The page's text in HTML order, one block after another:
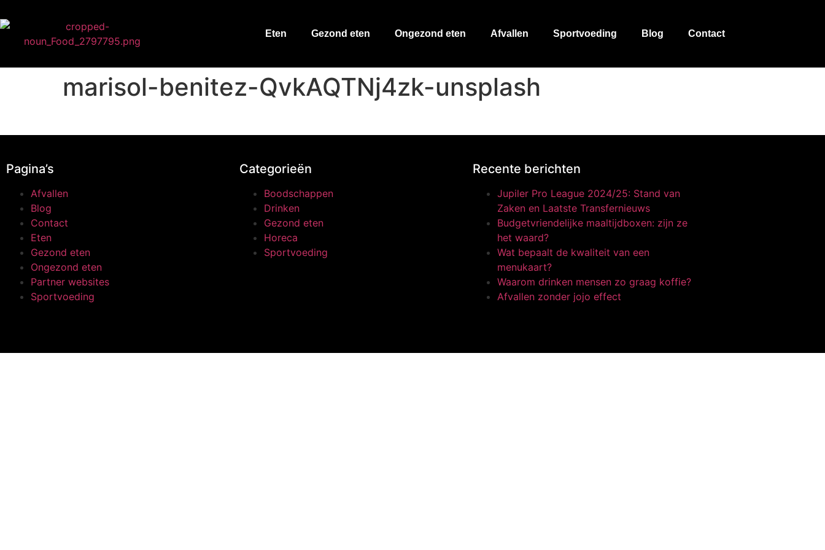
Eten Gezond eten Ongezond eten Afvallen Sportvoeding Blog Contact
marisol-benitez-QvkAQTNj4zk-unsplash
Pagina’s
Afvallen
Blog
Contact
Eten
Gezond eten
Ongezond eten
Partner websites
Sportvoeding
Categorieën
Boodschappen
Drinken
Gezond eten
Horeca
Sportvoeding
Recente berichten
Jupiler Pro League 2024/25: Stand van
Zaken en Laatste Transfernieuws
Budgetvriendelijke maaltijdboxen: zijn ze
het waard?
Wat bepaalt de kwaliteit van een
menukaart?
Waarom drinken mensen zo graag koffie?
Afvallen zonder jojo effect